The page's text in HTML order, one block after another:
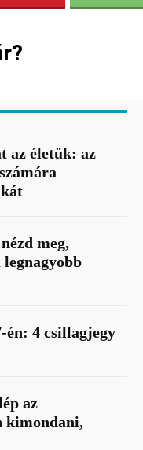
az életük: az
meg,
én: 4 csillagjegy
az
kimondani,